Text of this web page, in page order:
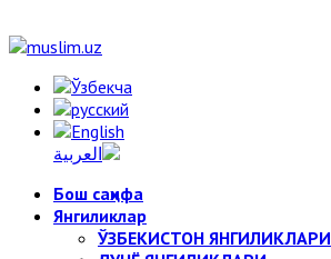
Бош саҳифа
Янгиликлар
ЎЗБЕКИСТОН ЯНГИЛИКЛАРИ